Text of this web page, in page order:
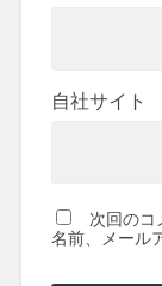
自社サイト
次回のコ
名前、メール